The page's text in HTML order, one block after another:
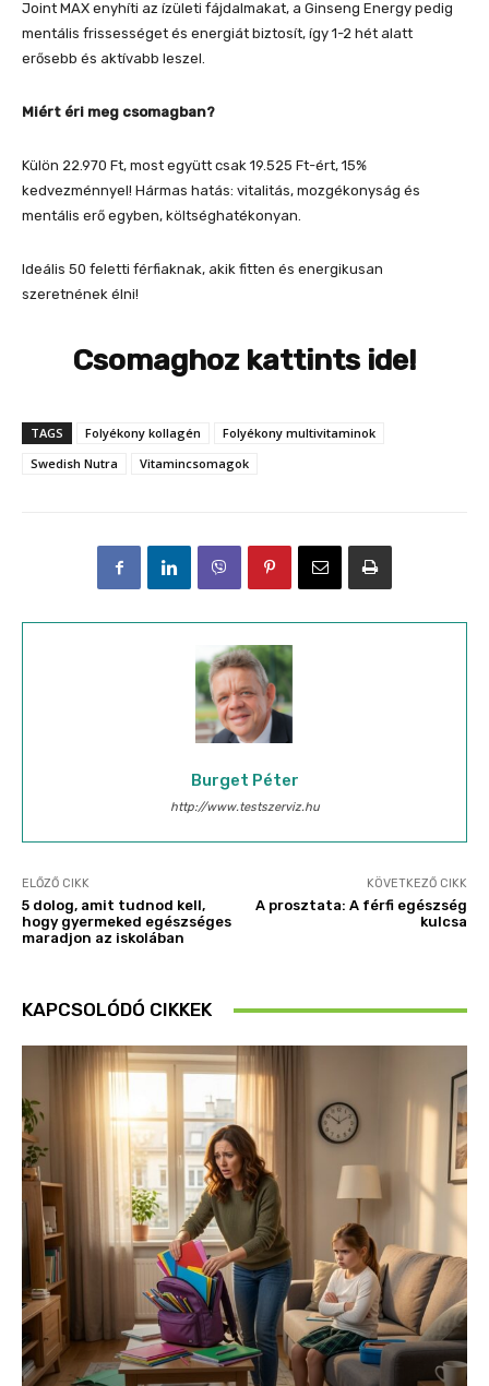
Joint MAX enyhíti az ízületi fájdalmakat, a Ginseng Energy pedig
mentális frissességet és energiát biztosít, így 1-2 hét alatt
erősebb és aktívabb leszel.
Miért éri meg csomagban?
Külön 22.970 Ft, most együtt csak 19.525 Ft-ért, 15%
kedvezménnyel! Hármas hatás: vitalitás, mozgékonyság és
mentális erő egyben, költséghatékonyan.
Ideális 50 feletti férfiaknak, akik fitten és energikusan
szeretnének élni!
Csomaghoz kattints ide!
TAGS Folyékony kollagén
Folyékony multivitaminok
Swedish Nutra
Vitamincsomagok
Burget Péter
http://www.testszerviz.hu
ELŐZŐ CIKK
5 dolog, amit tudnod kell,
hogy gyermeked egészséges
maradjon az iskolában
KÖVETKEZŐ CIKK
A prosztata: A férfi egészség
kulcsa
KAPCSOLÓDÓ CIKKEK